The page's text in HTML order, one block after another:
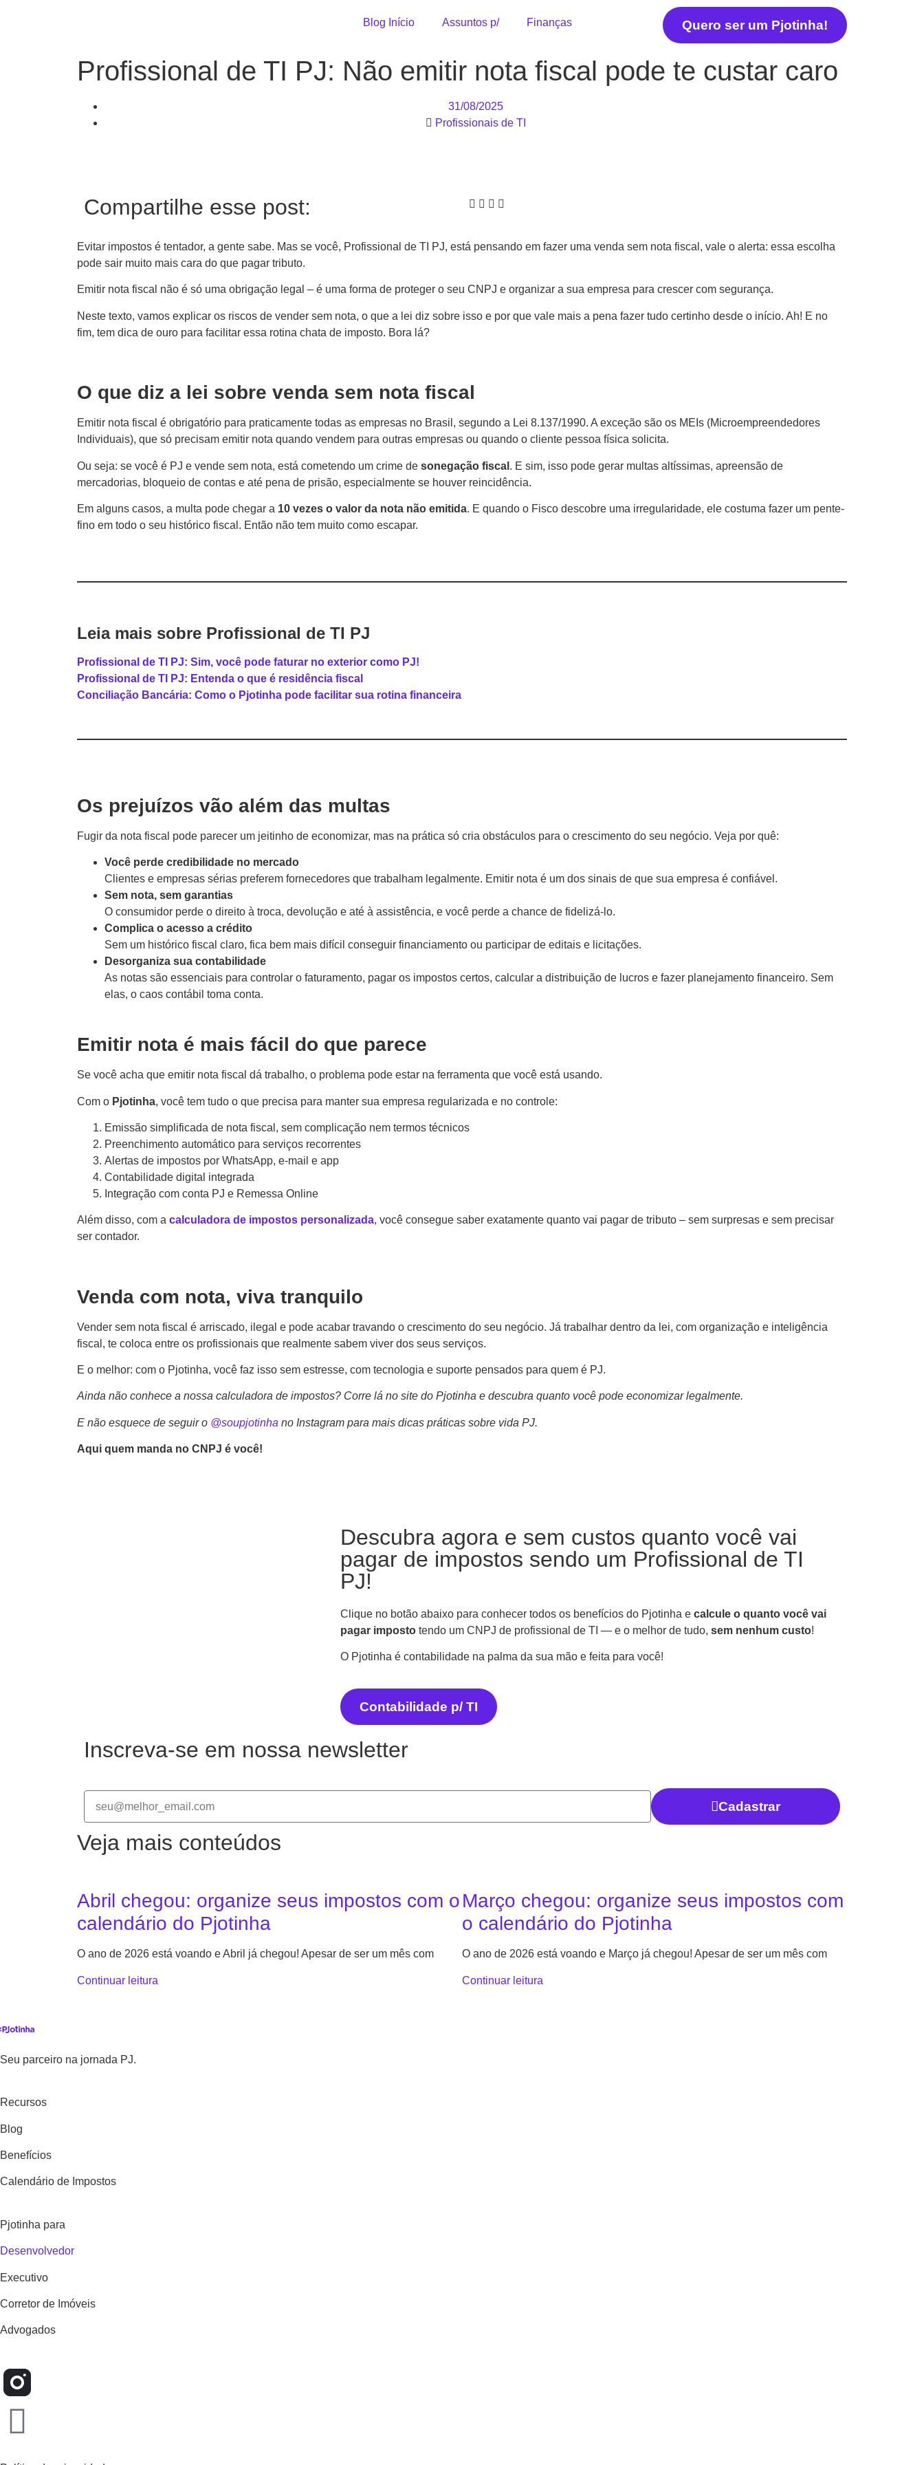
Blog Início Assuntos p/ Finanças Quero ser um Pjotinha!
Profissional de TI PJ: Não emitir nota fiscal pode te custar caro
31/08/2025
Profissionais de TI
Compartilhe esse post:
Evitar impostos é tentador, a gente sabe. Mas se você, Profissional de TI PJ, está pensando em fazer uma venda sem nota fiscal, vale o alerta: essa escolha
pode sair muito mais cara do que pagar tributo.
Emitir nota fiscal não é só uma obrigação legal – é uma forma de proteger o seu CNPJ e organizar a sua empresa para crescer com segurança.
Neste texto, vamos explicar os riscos de vender sem nota, o que a lei diz sobre isso e por que vale mais a pena fazer tudo certinho desde o início. Ah! E no
fim, tem dica de ouro para facilitar essa rotina chata de imposto. Bora lá?
O que diz a lei sobre venda sem nota fiscal
Emitir nota fiscal é obrigatório para praticamente todas as empresas no Brasil, segundo a Lei 8.137/1990. A exceção são os MEIs (Microempreendedores
Individuais), que só precisam emitir nota quando vendem para outras empresas ou quando o cliente pessoa física solicita.
Ou seja: se você é PJ e vende sem nota, está cometendo um crime de sonegação fiscal . E sim, isso pode gerar multas altíssimas, apreensão de
mercadorias, bloqueio de contas e até pena de prisão, especialmente se houver reincidência.
Em alguns casos, a multa pode chegar a 10 vezes o valor da nota não emitida. E quando o Fisco descobre uma irregularidade, ele costuma fazer um pente-
fino em todo o seu histórico fiscal. Então não tem muito como escapar.
Leia mais sobre Profissional de TI PJ
Profissional de TI PJ: Sim, você pode faturar no exterior como PJ!
Profissional de TI PJ: Entenda o que é residência fiscal
Conciliação Bancária: Como o Pjotinha pode facilitar sua rotina financeira
Os prejuízos vão além das multas
Fugir da nota fiscal pode parecer um jeitinho de economizar, mas na prática só cria obstáculos para o crescimento do seu negócio. Veja por quê:
Você perde credibilidade no mercado
Clientes e empresas sérias preferem fornecedores que trabalham legalmente. Emitir nota é um dos sinais de que sua empresa é confiável.
Sem nota, sem garantias
O consumidor perde o direito à troca, devolução e até à assistência, e você perde a chance de fidelizá-lo.
Complica o acesso a crédito
Sem um histórico fiscal claro, fica bem mais difícil conseguir financiamento ou participar de editais e licitações.
Desorganiza sua contabilidade
As notas são essenciais para controlar o faturamento, pagar os impostos certos, calcular a distribuição de lucros e fazer planejamento financeiro. Sem
elas, o caos contábil toma conta.
Emitir nota é mais fácil do que parece
Se você acha que emitir nota fiscal dá trabalho, o problema pode estar na ferramenta que você está usando.
Com o Pjotinha, você tem tudo o que precisa para manter sua empresa regularizada e no controle:
Emissão simplificada de nota fiscal, sem complicação nem termos técnicos
Preenchimento automático para serviços recorrentes
Alertas de impostos por WhatsApp, e-mail e app
Contabilidade digital integrada
Integração com conta PJ e Remessa Online
Além disso, com a calculadora de impostos personalizada, você consegue saber exatamente quanto vai pagar de tributo – sem surpresas e sem precisar
ser contador.
Venda com nota, viva tranquilo
Vender sem nota fiscal é arriscado, ilegal e pode acabar travando o crescimento do seu negócio. Já trabalhar dentro da lei, com organização e inteligência
fiscal, te coloca entre os profissionais que realmente sabem viver dos seus serviços.
E o melhor: com o Pjotinha, você faz isso sem estresse, com tecnologia e suporte pensados para quem é PJ.
Ainda não conhece a nossa calculadora de impostos? Corre lá no site do Pjotinha e descubra quanto você pode economizar legalmente.
E não esquece de seguir o @soupjotinha no Instagram para mais dicas práticas sobre vida PJ.
Aqui quem manda no CNPJ é você!
Descubra agora e sem custos quanto você vai
pagar de impostos sendo um Profissional de TI
PJ!
Clique no botão abaixo para conhecer todos os benefícios do Pjotinha ecalcule o quanto você vai
pagar imposto tendo um CNPJ de profissional de TI — e o melhor de tudo,sem nenhum custo!
O Pjotinha é contabilidade na palma da sua mão e feita para você!
Contabilidade p/ TI
Inscreva-se em nossa newsletter
Cadastrar
Veja mais conteúdos
Abril chegou: organize seus impostos com o
calendário do Pjotinha
O ano de 2026 está voando e Abril já chegou! Apesar de ser um mês com
Continuar leitura
Março chegou: organize seus impostos com
o calendário do Pjotinha
O ano de 2026 está voando e Março já chegou! Apesar de ser um mês com
Continuar leitura
Seu parceiro na jornada PJ.
Recursos
Blog
Benefícios
Calendário de Impostos
Pjotinha para
Desenvolvedor
Executivo
Corretor de Imóveis
Advogados